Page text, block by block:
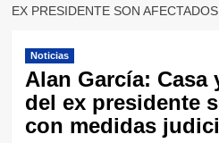
EX PRESIDENTE SON
Noticias
Alan García: Casa
del ex presidente
con medidas